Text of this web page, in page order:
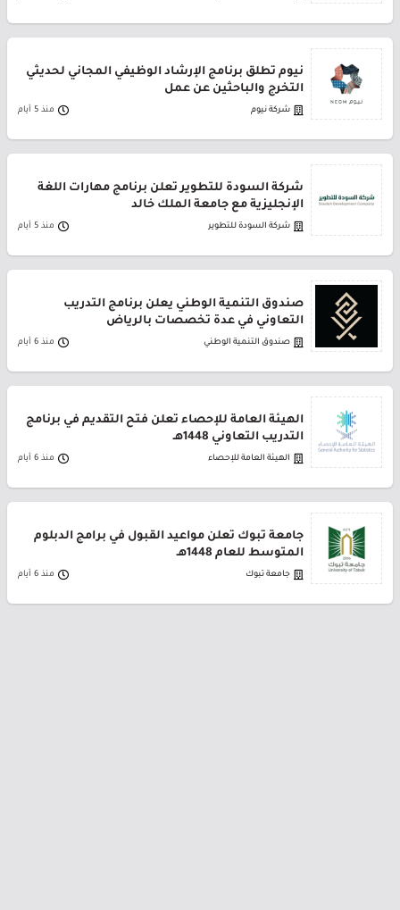
نيوم تطلق برنامج الإرشاد الوظيفي المجاني لحديثي
التخرج والباحثين عن عمل
شركة نيوم منذ 5 أيام
شركة السودة للتطوير تعلن برنامج مهارات اللغة
الإنجليزية مع جامعة الملك خالد
شركة السودة للتطوير منذ 5 أيام
صندوق التنمية الوطني يعلن برنامج التدريب
التعاوني في عدة تخصصات بالرياض
صندوق التنمية الوطني منذ 6 أيام
الهيئة العامة للإحصاء تعلن فتح التقديم في برنامج
التدريب التعاوني 1448هـ
الهيئة العامة للإحصاء منذ 6 أيام
جامعة تبوك تعلن مواعيد القبول في برامج الدبلوم
المتوسط للعام 1448هـ
جامعة تبوك منذ 6 أيام